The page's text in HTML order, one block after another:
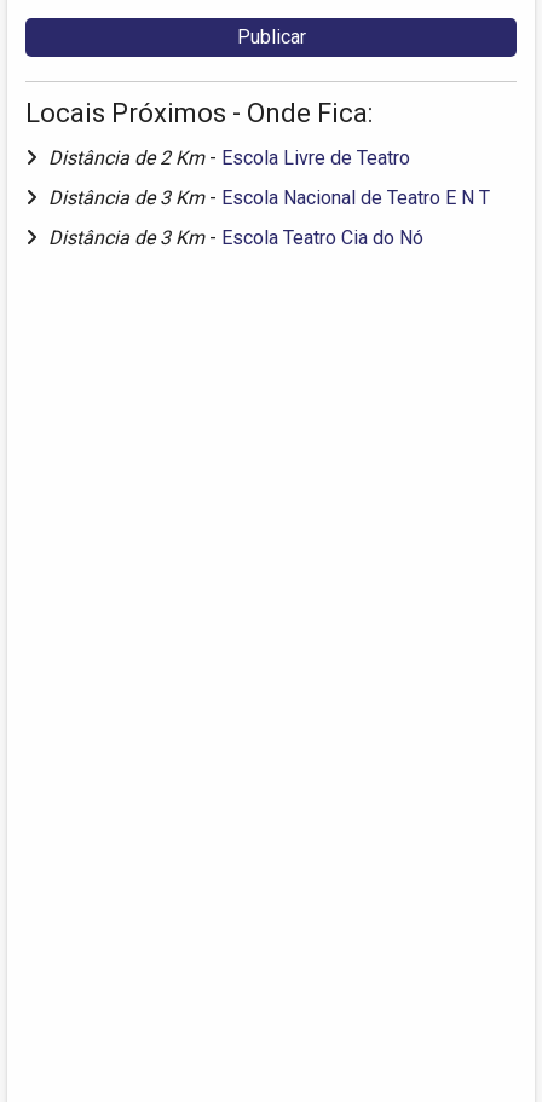
Locais Próximos - Onde Fica:
Distância de 2 Km - Escola Livre de Teatro
Distância de 3 Km - Escola Nacional de Teatro E N T
Distância de 3 Km - Escola Teatro Cia do Nó